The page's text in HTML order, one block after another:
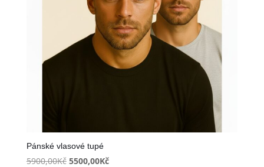
Pánské vlasové tupé
5900,00Kč Původní
5500,00KčAktuální